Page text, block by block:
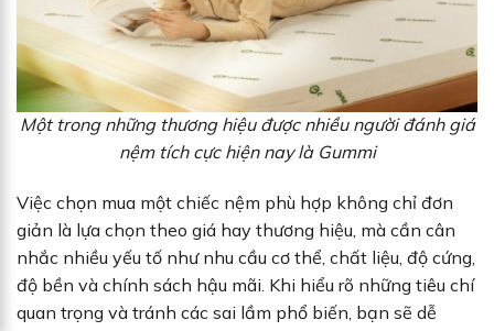
Một trong những thương hiệu được nhiều người đánh giá
nệm tích cực hiện nay là Gummi
Việc chọn mua một chiếc nệm phù hợp không chỉ đơn
giản là lựa chọn theo giá hay thương hiệu, mà cần cân
nhắc nhiều yếu tố như nhu cầu cơ thể, chất liệu, độ cứng,
độ bền và chính sách hậu mãi. Khi hiểu rõ những tiêu chí
quan trọng và tránh các sai lầm phổ biến, bạn sẽ dễ